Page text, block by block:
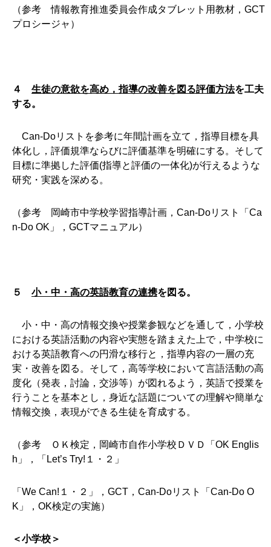
（参考 情報教育推進委員会作成タブレット用教材，GCT
プロシージャ）
４ 生徒の意欲を高め，指導の改善を図る評価方法を工夫
する。
Can-Doリストを参考に年間計画を立て，指導目標を具
体化し，評価規準ならびに評価基準を明確にする。そして
目標に準拠した評価(指導と評価の一体化)が行えるような
研究・実践を深める。
（参考 岡崎市中学校学習指導計画，Can-Doリスト「Ca
n-Do OK」，GCTマニュアル）
５ 小・中・高の英語教育の連携を図る。
小・中・高の情報交換や授業参観などを通して，小学校
における英語活動の内容や実態を踏まえた上で，中学校に
おける英語教育への円滑な移行と，指導内容の一層の充
実・改善を図る。そして，高等学校において言語活動の高
度化（発表，討論，交渉等）が図れるよう，英語で授業を
行うことを基本とし，身近な話題についての理解や簡単な
情報交換，表現ができる生徒を育成する。
（参考 ＯＫ検定，岡崎市自作小学校ＤＶＤ「OK Englis
h」，「Let’s Try!１・２」
「We Can!１・２」，GCT，Can-Doリスト「Can-Do O
K」，OK検定の実施）
＜小学校＞